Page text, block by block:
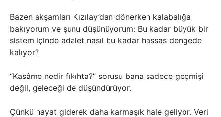
Bazen akşamları Kızılay’dan dönerken kalabalığa
bakıyorum ve şunu düşünüyorum: Bu kadar büyük bir
sistem içinde adalet nasıl bu kadar hassas dengede
kalıyor?
“Kasâme nedir fıkıhta?” sorusu bana sadece geçmişi
değil, geleceği de düşündürüyor.
Çünkü hayat giderek daha karmaşık hale geliyor. Veri